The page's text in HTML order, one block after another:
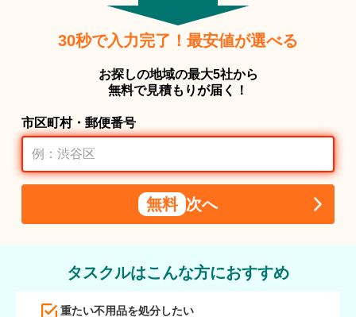
30秒で入力完了！最安値が選べる
お探しの地域の最大5社から
無料で見積もりが届く！
市区町村・郵便番号
無料 次へ
タスクルはこんな方におすすめ
重たい不用品を処分したい